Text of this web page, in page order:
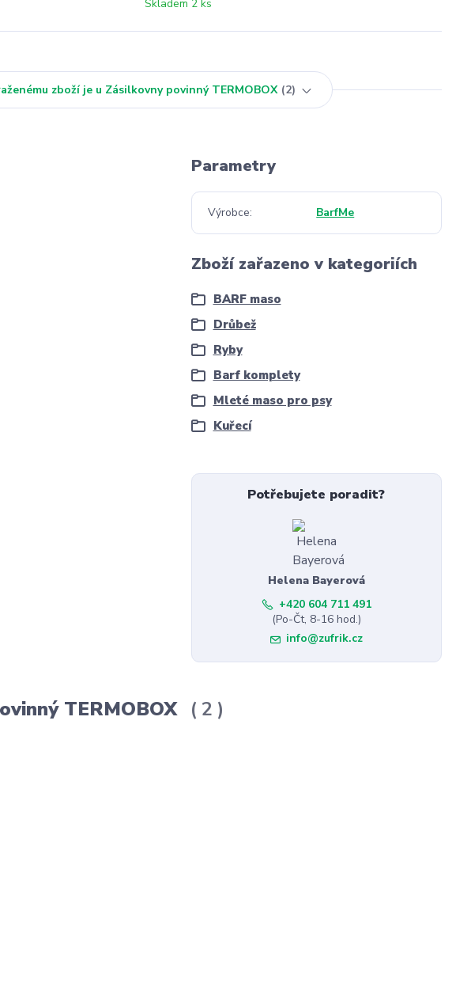
Skladem 2 ks
zboží je u Zásilkovny povinný TERMOBOX 2
Parametry
Výrobce BarfMe
Zboží zařazeno v kategoriích
BARF maso
Drůbež
Ryby
Barf komplety
Mleté maso pro psy
Kuřecí
Potřebujete poradit?
Helena Bayerová
+420 604 711 491
(Po-Čt, 8-16 hod.)
info@zufrik.cz
TERMOBOX 2